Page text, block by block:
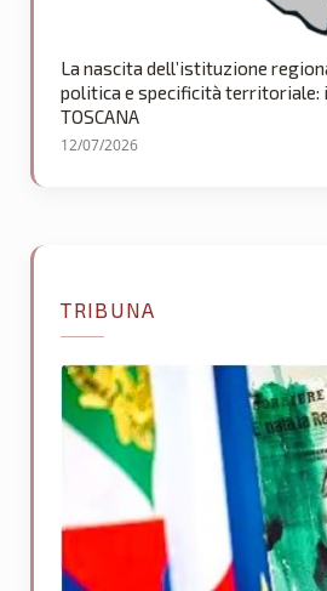
La nascita dell’istituzione
politica e specificità territoriale:
TOSCANA
12/07/2026
TRIBUNA